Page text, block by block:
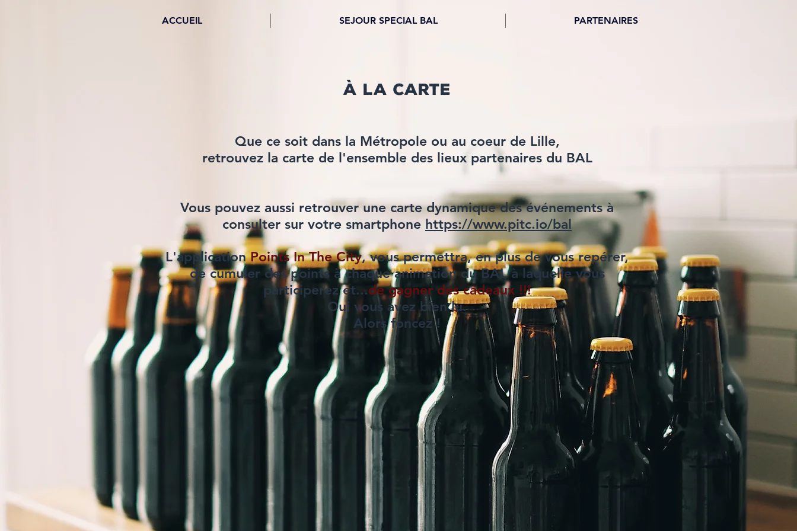
ACCUEIL SEJOUR SPECIAL BAL PARTENAIRES
à la carte
Que ce soit dans la Métropole ou au coeur de Lille,
retrouvez la carte de l'ensemble des lieux partenaires du BAL
Vous pouvez aussi retrouver une carte dynamique des événements à
consulter sur votre smartphone https://www.pitc.io/bal
L'applicationPoints In The City, vous permettra, en plus de vous repérer,
de cumuler des points à chaque animation du BAL à laquelle vous
participerez et...de gagner des cadeaux !!!
Oui vous avez bien lu.
Alors foncez !